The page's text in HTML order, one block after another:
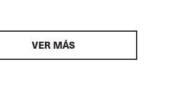
VER MÁS